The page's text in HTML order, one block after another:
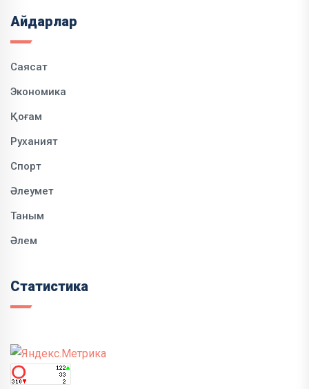
Айдарлар
Саясат
Экономика
Қоғам
Руханият
Спорт
Әлеумет
Таным
Әлем
Статистика